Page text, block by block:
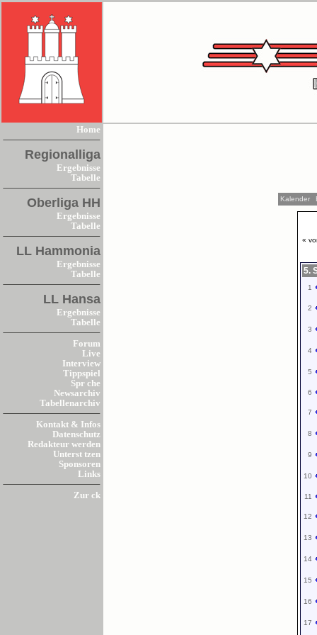
Home
Regionalliga
Ergebnisse
Tabelle
Oberliga HH
Ergebnisse
Tabelle
LL Hammonia
Ergebnisse
Tabelle
LL Hansa
Ergebnisse
Tabelle
Forum
Live
Interview
Tippspiel
Spr che
Newsarchiv
Tabellenarchiv
Kontakt & Infos
Datenschutz
Redakteur werden
Unterst tzen
Sponsoren
Links
Zur ck
Kalender
«
5.
1
2
3
4
5
6
7
8
9
10
11
12
13
14
15
16
17